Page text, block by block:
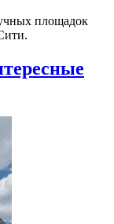
площадок